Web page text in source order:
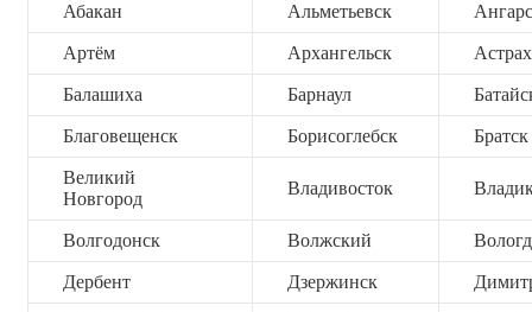
Абакан Альметьевск
Артём Архангельск
Балашиха Барнаул
Благовещенск Борисоглебск Братск
Великий
Новгород
Владивосток
Волгодонск Волжский
Дербент Дзержинск